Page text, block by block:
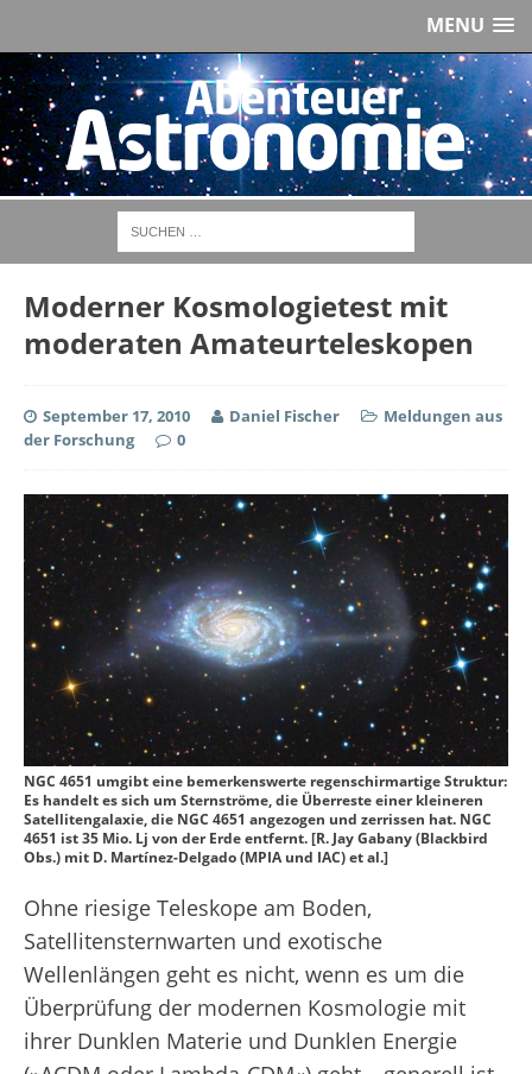
MENU
Moderner Kosmologietest mit
moderaten Amateurteleskopen
September 17, 2010 Daniel Fischer
Meldungen aus
der Forschung
0
NGC 4651 umgibt eine bemerkenswerte regenschirmartige Struktur:
Es handelt es sich um Sternströme, die Überreste einer kleineren
Satellitengalaxie, die NGC 4651 angezogen und zerrissen hat. NGC
4651 ist 35 Mio. Lj von der Erde entfernt. [R. Jay Gabany (Blackbird
Obs.) mit D. Martínez-Delgado (MPIA und IAC) et al.]
Ohne riesige Teleskope am Boden,
Satellitensternwarten und exotische
Wellenlängen geht es nicht, wenn es um die
Überprüfung der modernen Kosmologie mit
ihrer Dunklen Materie und Dunklen Energie